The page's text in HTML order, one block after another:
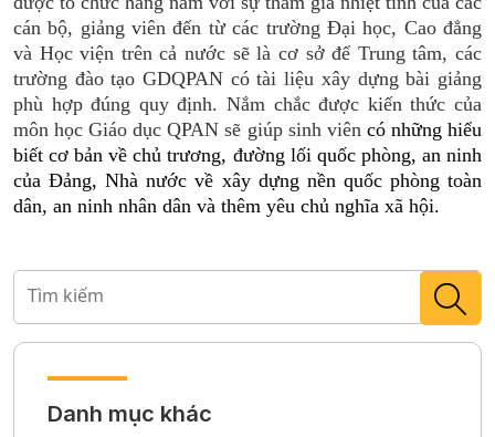
cán bộ, giảng viên đến từ các trường Đại học, Cao đẳng
và Học viện trên cả nước sẽ là cơ sở để Trung tâm, các
trường đào tạo GDQPAN có tài liệu xây dựng bài giảng
phù hợp đúng quy định. Nắm chắc được kiến thức của
môn học Giáo dục QPAN sẽ giúp sinh viên có những hiểu
biết cơ bản về chủ trương, đường lối quốc phòng, an ninh
của Đảng, Nhà nước về xây dựng nền quốc phòng toàn
dân, an ninh nhân dân và thêm yêu chủ nghĩa xã hội.
Danh mục khác